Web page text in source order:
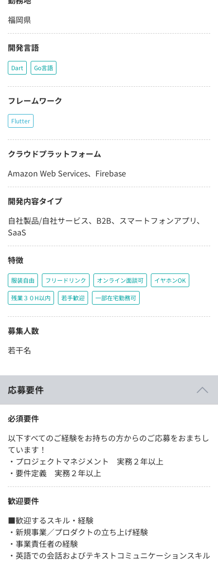
福岡県
開発言語
Dart Go言語
フレームワーク
Flutter
クラウドプラットフォーム
Amazon Web Services、Firebase
開発内容タイプ
自社製品/自社サービス、B2B、スマートフォンアプリ、
SaaS
特徴
服装自由 フリードリンク オンライン面談可 イヤホンOK
残業３０H以内 若手歓迎 一部在宅勤務可
募集人数
若干名
応募要件
必須要件
以下すべてのご経験をお持ちの方からのご応募をおまちし
ています！
・プロジェクトマネジメント 実務２年以上
・要件定義 実務２年以上
歓迎要件
■歓迎するスキル・経験
・新規事業／プロダクトの立ち上げ経験
・事業責任者の経験
・英語での会話およびテキストコミュニケーションスキル